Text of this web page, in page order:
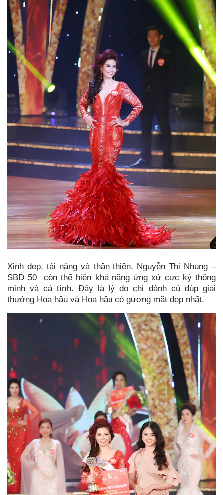
Xinh đẹp, tài năng và thân thiện, Nguyễn Thị Nhung –
SBD 50 còn thể hiện khả năng ứng xử cực kỳ thông
minh và cá tính. Đây là lý do chị dành cú đúp giải
thưởng Hoa hậu và Hoa hậu có gương mặt đẹp nhất.